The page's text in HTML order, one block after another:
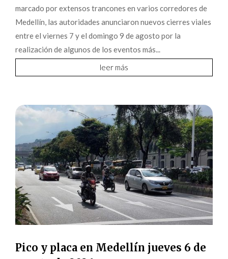
marcado por extensos trancones en varios corredores de
Medellín, las autoridades anunciaron nuevos cierres viales
entre el viernes 7 y el domingo 9 de agosto por la
realización de algunos de los eventos más...
leer más
Pico y placa en Medellín jueves 6 de